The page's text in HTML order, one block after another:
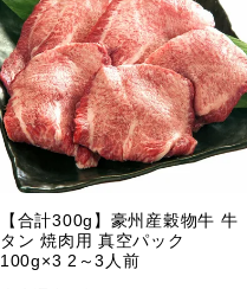
【合計300g】豪州産穀物牛 牛
タン 焼肉用 真空パック
100g×3 2～3人前